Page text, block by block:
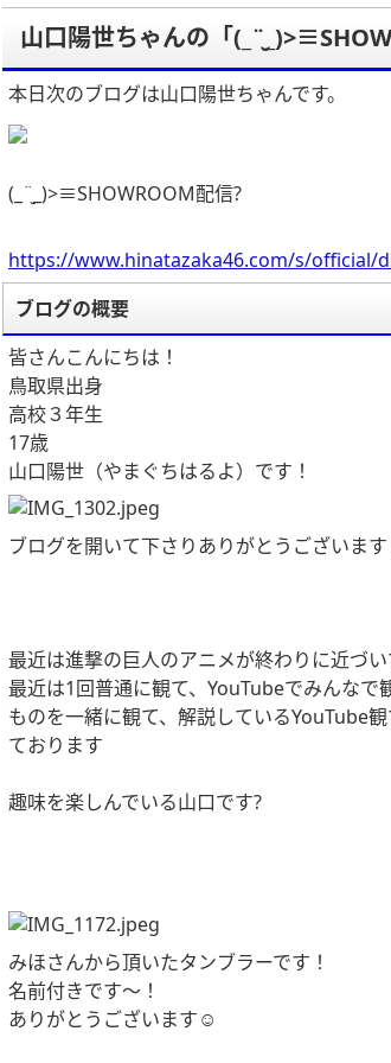
山口陽世ちゃんの「
本日次のブログは山口陽世ちゃんです。
(_¨̮_)>≡SHOWROOM配信?
https://www.hinatazaka46.com/s/official/
ブログの概要
皆さんこんにちは！
鳥取県出身
高校３年生
17歳
山口陽世（やまぐちはるよ）です！
ブログを開いて下さりありがとうございます
最近は進撃の巨人のアニメが終わりに近づ
最近は1回普通に観て、 YouTubeでみんなで
ものを一緒に観て、解説しているYouTube
ております
趣味を楽しんでいる山口です?
みほさんから頂いたタンブラーです！
名前付きです〜！
ありがとうございます☺️